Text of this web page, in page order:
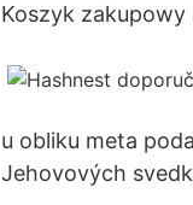
Koszyk zakupowy
u obliku meta
Jehovových